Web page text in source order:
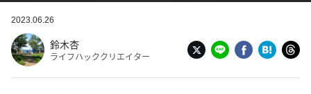
2023.06.26
鈴木杏
ライフハッククリエイター